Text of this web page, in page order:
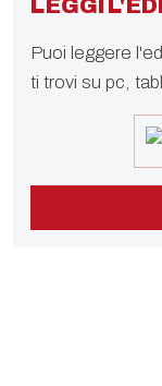
LEGGI
Puoi leggere
ti trovi su pc,